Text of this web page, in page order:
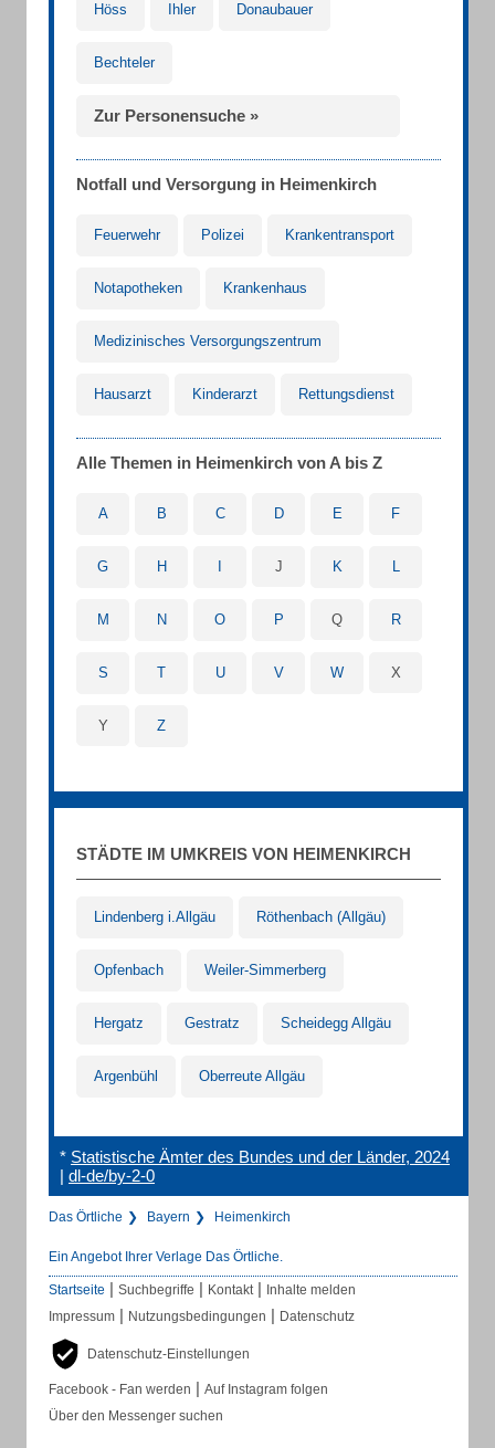
Höss Ihler Donaubauer
Bechteler
Zur Personensuche »
Notfall und Versorgung in Heimenkirch
Feuerwehr Polizei Krankentransport
Notapotheken Krankenhaus
Medizinisches Versorgungszentrum
Hausarzt Kinderarzt Rettungsdienst
Alle Themen in Heimenkirch von A bis Z
A B C D E F
G H J K L
M N O P Q R
S T U V W X
Y Z
STÄDTE IM UMKREIS VON HEIMENKIRCH
Lindenberg i.Allgäu Röthenbach (Allgäu)
Opfenbach Weiler-Simmerberg
Hergatz Gestratz Scheidegg Allgäu
Argenbühl Oberreute Allgäu
* Statistische Ämter des Bundes und der Länder, 2024
| dl-de/by-2-0
Das Örtliche Bayern Heimenkirch
Ein Angebot Ihrer Verlage Das Örtliche.
Startseite | Suchbegriffe | Kontakt | Inhalte melden
Impressum | Nutzungsbedingungen | Datenschutz
Datenschutz-Einstellungen
Facebook - Fan werden | Auf Instagram folgen
Über den Messenger suchen